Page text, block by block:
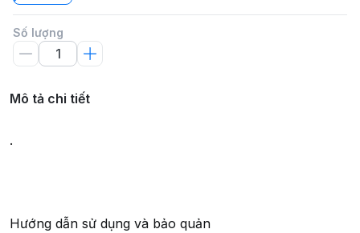
Số lượng
Mô tả chi tiết
.
Hướng dẫn sử dụng và bảo quản